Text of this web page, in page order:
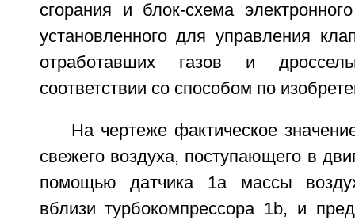
сгорания и блок-схема
установленного для управления
отработавших газов и
соответствии со способом по
На чертеже фактическое
свежего воздуха, поступающего в
помощью датчика 1a массы
вблизи турбокомпрессора 1b, и